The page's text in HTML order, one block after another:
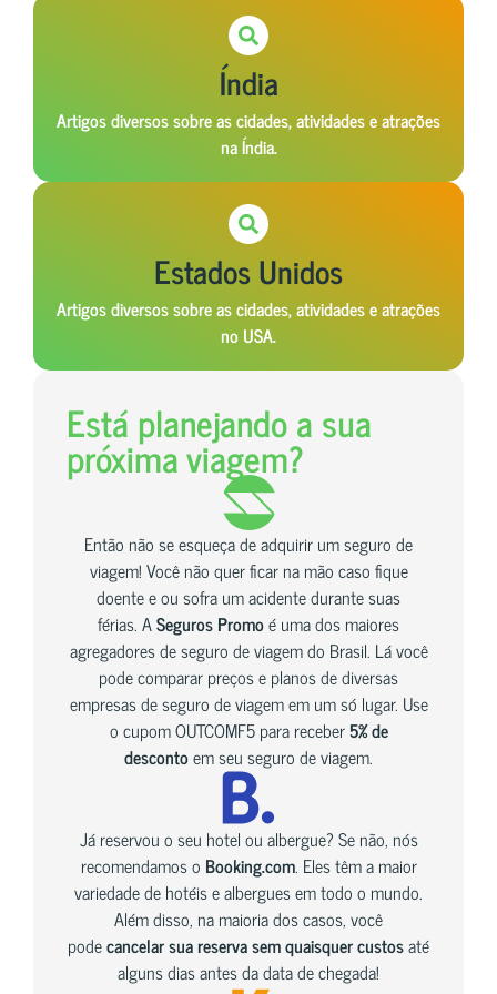
Índia
Artigos diversos sobre as cidades, atividades e atrações
na Índia.
Estados Unidos
Artigos diversos sobre as cidades, atividades e atrações
no USA.
Está planejando a sua
próxima viagem?
Então não se esqueça de adquirir um seguro de
viagem! Você não quer ficar na mão caso fique
doente e ou sofra um acidente durante suas
férias. ASeguros Promoé uma dos maiores
agregadores de seguro de viagem do Brasil. Lá você
pode comparar preços e planos de diversas
empresas de seguro de viagem em um só lugar. Use
o cupom OUTCOMF5 para receber5% de
descontoem seu seguro de viagem.
Já reservou o seu hotel ou albergue? Se não, nós
recomendamos o Booking.com. Eles têm a maior
variedade de hotéis e albergues em todo o mundo.
Além disso, na maioria dos casos, você
podecancelar sua reserva sem quaisquer custosaté
alguns dias antes da data de chegada!